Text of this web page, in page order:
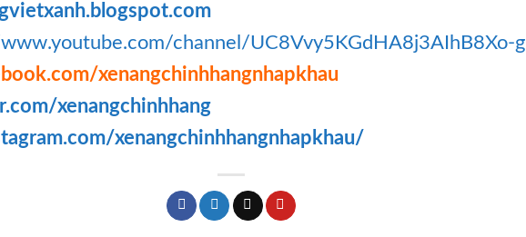
channel/UC8Vvy5KGdHA8j3AIhB8Xo-g
xenangchinhhangnhapkhau
xenangchinhhang
xenangchinhhangnhapkhau/